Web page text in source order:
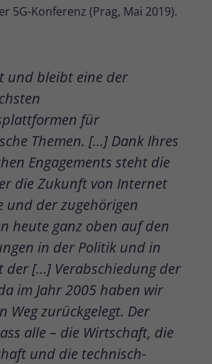
5G-Konferenz (Prag, Mai 2019).
und bleibt eine der
für
Themen. […] Dank Ihres
Engagements steht die
die Zukunft von Internet
und der zugehörigen
heute ganz oben auf den
in der Politik und in
der […] Verabschiedung der
im Jahr 2005 haben wir
Weg zurückgelegt. Der
alle – die Wirtschaft, die
und die technisch-